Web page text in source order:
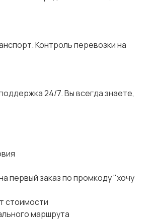
Контроль перевозки на
24/7. Вы всегда знаете,
первый заказ по промкоду "хочу
стоимости
маршрута